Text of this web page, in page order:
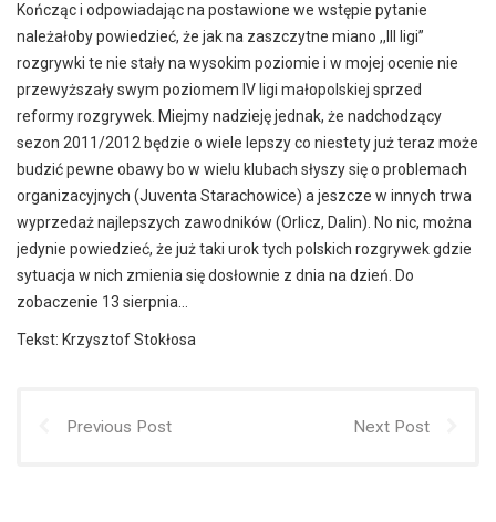
Kończąc i odpowiadając na postawione we wstępie pytanie
należałoby powiedzieć, że jak na zaszczytne miano ,,III ligi”
rozgrywki te nie stały na wysokim poziomie i w mojej ocenie nie
przewyższały swym poziomem IV ligi małopolskiej sprzed
reformy rozgrywek. Miejmy nadzieję jednak, że nadchodzący
sezon 2011/2012 będzie o wiele lepszy co niestety już teraz może
budzić pewne obawy bo w wielu klubach słyszy się o problemach
organizacyjnych (Juventa Starachowice) a jeszcze w innych trwa
wyprzedaż najlepszych zawodników (Orlicz, Dalin). No nic, można
jedynie powiedzieć, że już taki urok tych polskich rozgrywek gdzie
sytuacja w nich zmienia się dosłownie z dnia na dzień. Do
zobaczenie 13 sierpnia…
Tekst: Krzysztof Stokłosa
Previous Post Next Post